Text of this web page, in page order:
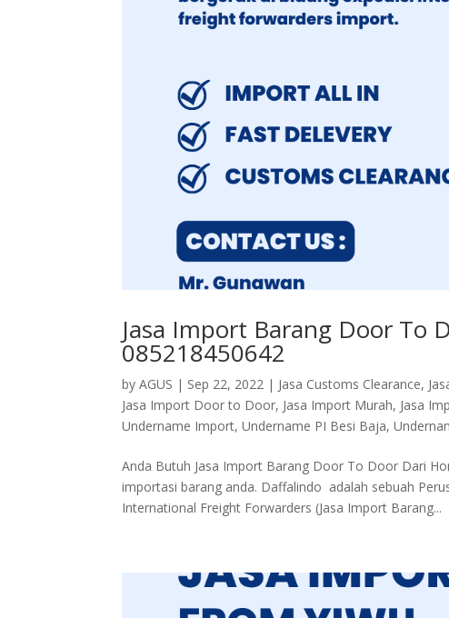
Jasa Import Barang Door To
085218450642
byAGUS | Sep 22, 2022 | Jasa Customs Clearance,
Jasa Import Door to Door, Jasa Import Murah, Jasa
Undername Import,Undername PI Besi Baja,
Anda Butuh Jasa Import Barang Door To Door Dari
importasi barang anda. Daffalindo adalah sebuah
International Freight Forwarders (Jasa Import Barang...